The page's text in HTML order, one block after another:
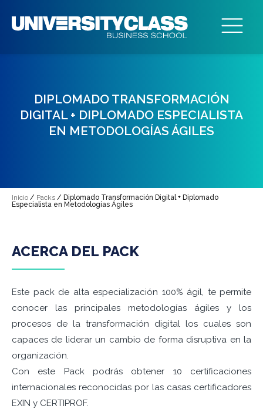
DIPLOMADO TRANSFORMACIÓN
DIGITAL + DIPLOMADO ESPECIALISTA
EN METODOLOGÍAS ÁGILES
Inicio / Packs / Diplomado Transformación Digital + Diplomado
Especialista en Metodologías Ágiles
ACERCA DEL PACK
Este pack de alta especialización 100% ágil, te permite
conocer las principales metodologías ágiles y los
procesos de la transformación digital los cuales son
capaces de liderar un cambio de forma disruptiva en la
organización.
Con este Pack podrás obtener 10 certificaciones
internacionales reconocidas por las casas certificadores
EXIN y CERTIPROF.